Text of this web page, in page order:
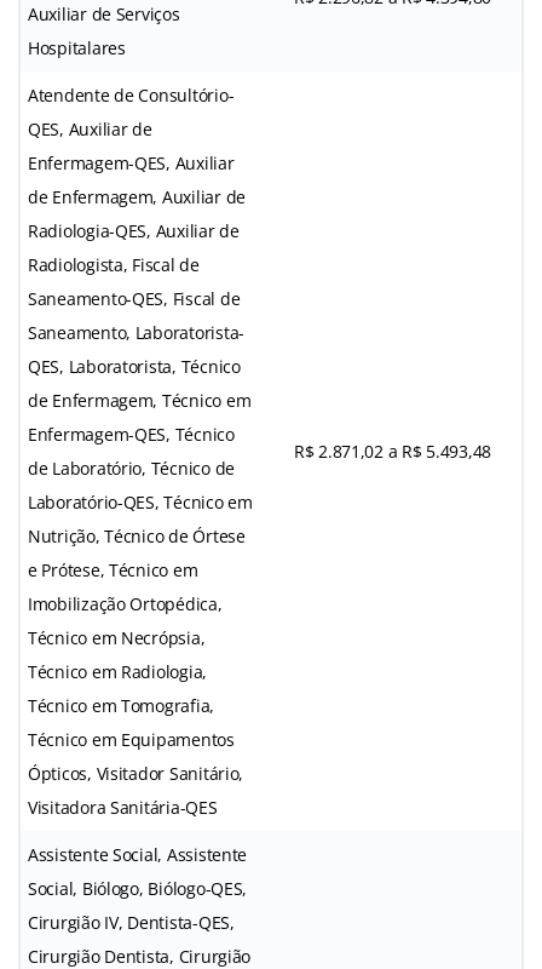
Auxiliar de Serviços
Hospitalares
Atendente de Consultório-
QES, Auxiliar de
Enfermagem-QES, Auxiliar
de Enfermagem, Auxiliar de
Radiologia-QES, Auxiliar de
Radiologista, Fiscal de
Saneamento-QES, Fiscal de
Saneamento, Laboratorista-
QES, Laboratorista, Técnico
de Enfermagem, Técnico em
Enfermagem-QES, Técnico
de Laboratório, Técnico de
Laboratório-QES, Técnico em
Nutrição, Técnico de Órtese
e Prótese, Técnico em
Imobilização Ortopédica,
Técnico em Necrópsia,
Técnico em Radiologia,
Técnico em Tomografia,
Técnico em Equipamentos
Ópticos, Visitador Sanitário,
Visitadora Sanitária-QES
R$ 2.871,02 a R$ 5.493,48
Assistente Social, Assistente
Social, Biólogo, Biólogo-QES,
Cirurgião IV, Dentista-QES,
Cirurgião Dentista, Cirurgião